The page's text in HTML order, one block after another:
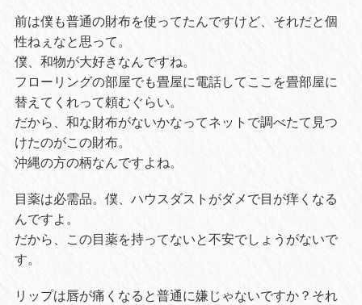
前は僕も普通の財布を使ってたんですけど、それだと個
性ねぇなと思って。
僕、和物が大好きなんですね。
フローリングの部屋でも畳屋に電話してここを畳部屋に
替えてくれって頼むぐらい。
だから、和な財布がないかなってネットで調べたて見つ
けたのがこの財布。
沖縄の方の柄なんですよね。
目薬は必需品。僕、ハウスダストがダメで目が痒くなる
んですよ。
だから、この目薬を持ってないと不安でしょうがないで
す。
リップは唇が痛くなると普通に嫌じゃないですか？それ